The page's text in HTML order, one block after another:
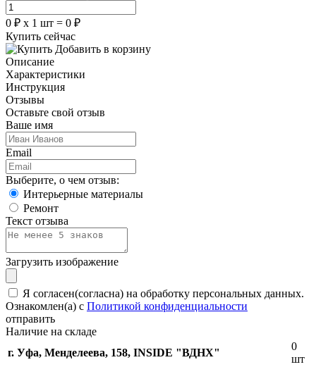
0 ₽ х 1 шт = 0 ₽
Купить сейчас
Добавить в корзину
Описание
Характеристики
Инструкция
Отзывы
Оставьте свой отзыв
Ваше имя
Email
Выберите, о чем отзыв:
Интерьерные материалы
Ремонт
Текст отзыва
Загрузить изображение
Я согласен(согласна) на обработку персональных данных.
Ознакомлен(а) с Политикой конфиденциальности
отправить
Наличие на складе
г. Уфа, Менделеева, 158, INSIDE "ВДНХ"
0
шт